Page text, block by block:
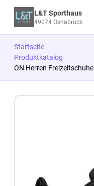
L&T Sporthaus
49074 Osnabrück
Startseite
Produktkatalog
ON Herren